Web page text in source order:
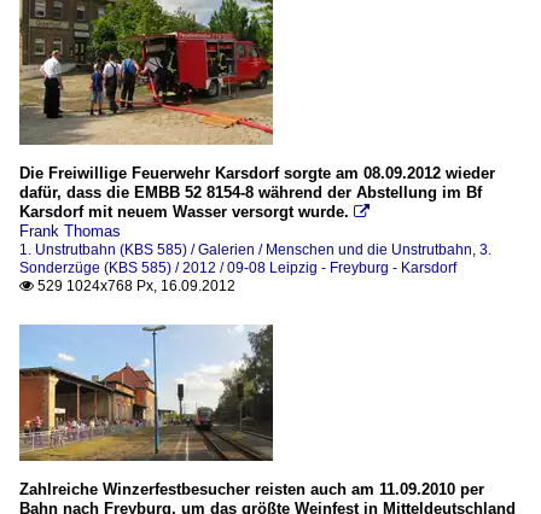
Die Freiwillige Feuerwehr Karsdorf sorgte am 08.09.2012 wieder
dafür, dass die EMBB 52 8154-8 während der Abstellung im Bf
Karsdorf mit neuem Wasser versorgt wurde. 
Frank Thomas
1. Unstrutbahn (KBS 585) / Galerien / Menschen und die Unstrutbahn, 3.
Sonderzüge (KBS 585) / 2012 / 09-08 Leipzig - Freyburg - Karsdorf
 529 1024x768 Px, 16.09.2012
Zahlreiche Winzerfestbesucher reisten auch am 11.09.2010 per
Bahn nach Freyburg, um das größte Weinfest in Mitteldeutschland